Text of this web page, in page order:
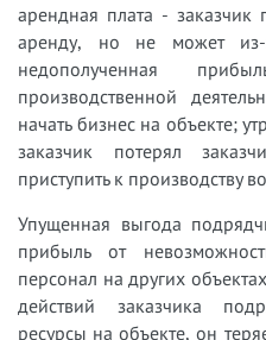
арендная плата - заказчик
аренду, но не может из-
недополученная
производственной
начать бизнес на объекте;
заказчик потерял
приступить к производству
Упущенная выгода
прибыль от
персонал на других
действий заказчика
ресурсы на объекте, он